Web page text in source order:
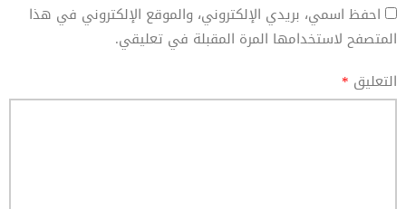
احفظ اسمي، بريدي الإلكتروني، والموقع الإلكتروني في هذا
المتصفح لاستخدامها المرة المقبلة في تعليقي.
التعليق *